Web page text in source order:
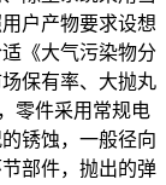
户产物要求设想
《大气污染物分
保有率、大抛丸
零件采用常规电
锈蚀，一般径向
部件，抛出的弹